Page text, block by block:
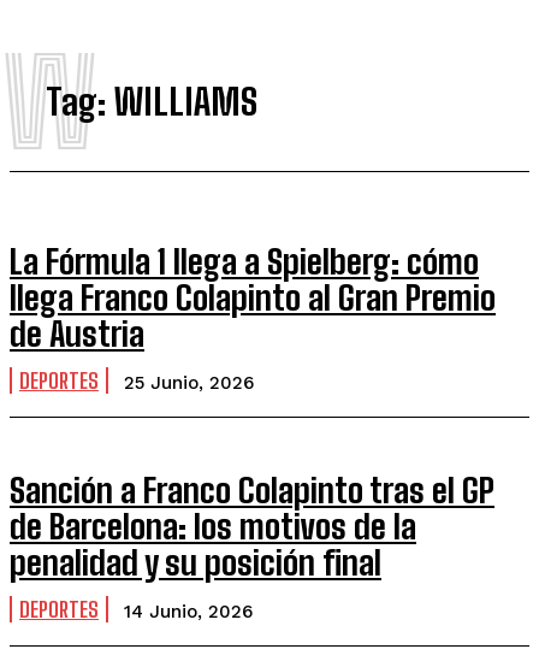
Tag: WILLIAMS
W
La Fórmula 1 llega a Spielberg: cómo
llega Franco Colapinto al Gran Premio
de Austria
DEPORTES 25 Junio, 2026
Sanción a Franco Colapinto tras el GP
de Barcelona: los motivos de la
penalidad y su posición final
DEPORTES 14 Junio, 2026